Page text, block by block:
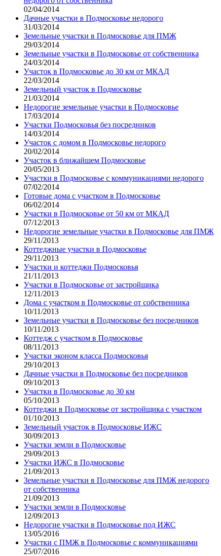
02/04/2014
Дачные участки в Подмосковье недорого
31/03/2014
Земельные участки в Подмосковье для ПМЖ
29/03/2014
Земельные участки в Подмосковье от собственника
24/03/2014
Участок в Подмосковье до 30 км от МКАД
22/03/2014
Земельный участок в Подмосковье
21/03/2014
Недорогие земельные участки в Подмосковье
17/03/2014
Участки Подмосковья без посредников
14/03/2014
Участок с домом в Подмосковье недорого
20/02/2014
Участок в ближайшем Подмосковье
20/05/2013
Участки в Подмосковье с коммуникациями недорого
07/02/2014
Готовые дома с участком в Подмосковье
06/02/2014
Участки в Подмосковье от 50 км от МКАД
07/12/2013
Недорогие земельные участки в Подмосковье для ПМЖ
29/11/2013
Коттеджные участки в Подмосковье
29/11/2013
Участки и коттеджи Подмосковья
21/11/2013
Участки в Подмосковье от застройщика
12/11/2013
Дома с участком в Подмосковье от собственника
10/11/2013
Земельные участки в Подмосковье без посредников
10/11/2013
Коттедж с участком в Подмосковье
08/11/2013
Участки эконом класса Подмосковья
29/10/2013
Дачные участки в Подмосковье без посредников
09/10/2013
Участки в Подмосковье до 30 км
05/10/2013
Коттеджи в Подмосковье от застройщика с участком
01/10/2013
Земельный участок в Подмосковье ИЖС
30/09/2013
Участки земли в Подмосковье
29/09/2013
Участки ИЖС в Подмосковье
21/09/2013
Земельные участки в Подмосковье для ПМЖ недорого
от собственника
21/09/2013
Участки земли в Подмосковье
12/09/2013
Недорогие участки в Подмосковье под ИЖС
13/05/2016
Участки с ПМЖ в Подмосковье с коммуникациями
25/07/2016